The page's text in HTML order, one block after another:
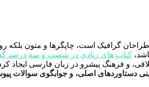
گرافیک است، چاپگرها و متون
کتاب های زیادی در شصت و سه درصد
و فرهنگ پیشرو در زبان فارسی ایجاد
دستاوردهای اصلی، و جوابگوی سوالات